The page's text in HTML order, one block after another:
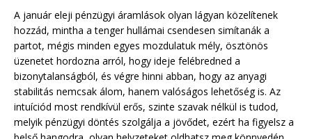
A január eleji pénzügyi áramlások olyan lágyan közelítenek
hozzád, mintha a tenger hullámai csendesen simítanák a
partot, mégis minden egyes mozdulatuk mély, ösztönös
üzenetet hordozna arról, hogy ideje felébredned a
bizonytalanságból, és végre hinni abban, hogy az anyagi
stabilitás nemcsak álom, hanem valóságos lehetőség is. Az
intuíciód most rendkívül erős, szinte szavak nélkül is tudod,
melyik pénzügyi döntés szolgálja a jövődet, ezért ha figyelsz a